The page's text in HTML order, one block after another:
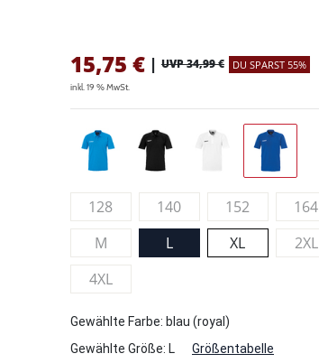
15,75 € | UVP 34,99 € DU SPARST 55%
inkl. 19 % MwSt.
128 140 152 164
M
L XL 2XL
4XL
Gewählte Farbe: blau (royal)
Gewählte Größe: L Größentabelle